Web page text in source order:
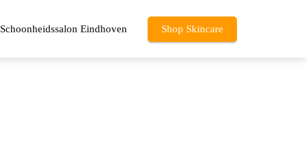
Schoonheidssalon Eindhoven Shop Skincare